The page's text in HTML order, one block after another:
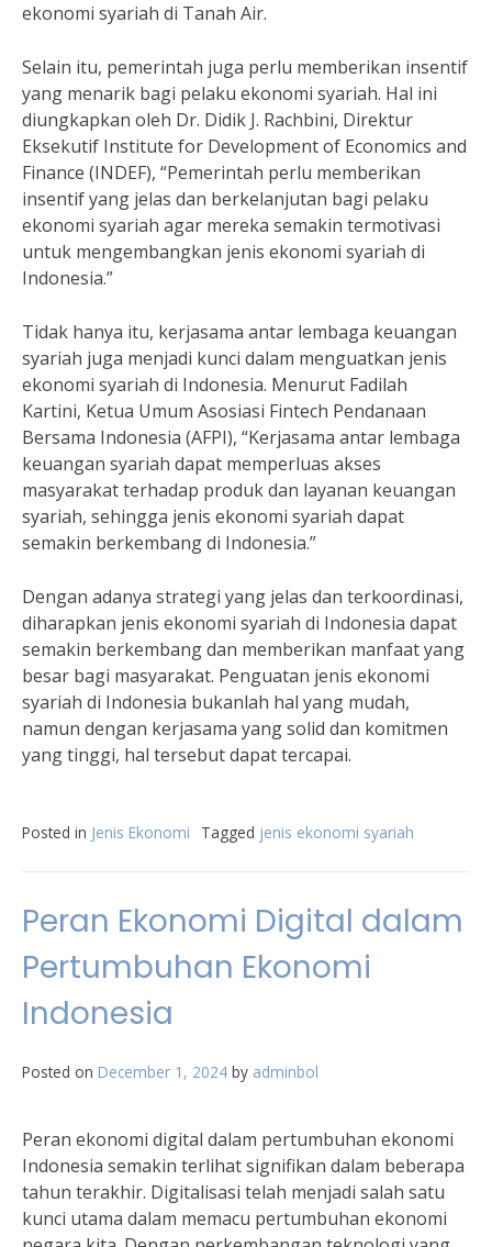
ekonomi syariah di Tanah Air.
Selain itu, pemerintah juga perlu memberikan insentif
yang menarik bagi pelaku ekonomi syariah. Hal ini
diungkapkan oleh Dr. Didik J. Rachbini, Direktur
Eksekutif Institute for Development of Economics and
Finance (INDEF), “Pemerintah perlu memberikan
insentif yang jelas dan berkelanjutan bagi pelaku
ekonomi syariah agar mereka semakin termotivasi
untuk mengembangkan jenis ekonomi syariah di
Indonesia.”
Tidak hanya itu, kerjasama antar lembaga keuangan
syariah juga menjadi kunci dalam menguatkan jenis
ekonomi syariah di Indonesia. Menurut Fadilah
Kartini, Ketua Umum Asosiasi Fintech Pendanaan
Bersama Indonesia (AFPI), “Kerjasama antar lembaga
keuangan syariah dapat memperluas akses
masyarakat terhadap produk dan layanan keuangan
syariah, sehingga jenis ekonomi syariah dapat
semakin berkembang di Indonesia.”
Dengan adanya strategi yang jelas dan terkoordinasi,
diharapkan jenis ekonomi syariah di Indonesia dapat
semakin berkembang dan memberikan manfaat yang
besar bagi masyarakat. Penguatan jenis ekonomi
syariah di Indonesia bukanlah hal yang mudah,
namun dengan kerjasama yang solid dan komitmen
yang tinggi, hal tersebut dapat tercapai.
Posted in Jenis Ekonomi Tagged jenis ekonomi syariah
Peran Ekonomi Digital dalam
Pertumbuhan Ekonomi
Indonesia
Posted on December 1, 2024 by adminbol
Peran ekonomi digital dalam pertumbuhan ekonomi
Indonesia semakin terlihat signifikan dalam beberapa
tahun terakhir. Digitalisasi telah menjadi salah satu
kunci utama dalam memacu pertumbuhan ekonomi